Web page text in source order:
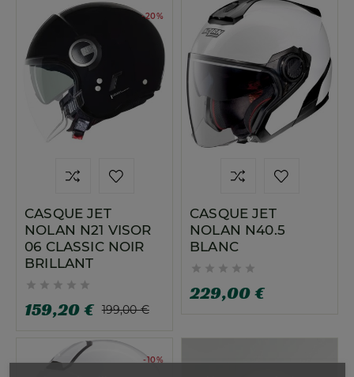
-20%
CASQUE JET
NOLAN N21 VISOR
06 CLASSIC NOIR
BRILLANT
    
159,20 € 199,00 €
CASQUE JET
NOLAN N40.5
BLANC
    
229,00 €
-10%